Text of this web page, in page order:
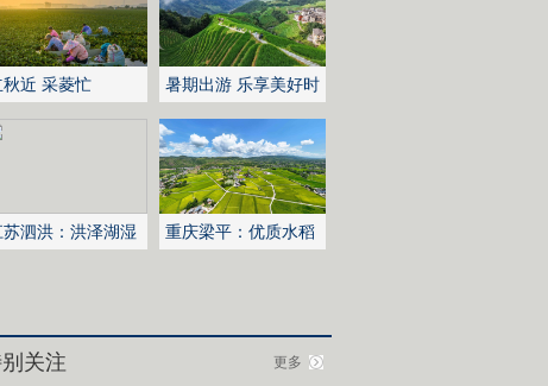
秋近 采菱忙
暑期出游 乐享美好时
光
苏泗洪：洪泽湖湿
重庆梁平：优质水稻
关注 更多